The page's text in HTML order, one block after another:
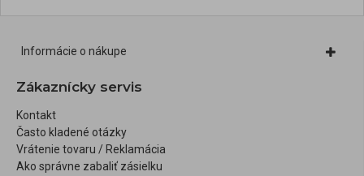
Informácie o nákupe
Zákaznícky servis
Kontakt
Často kladené otázky
Vrátenie tovaru / Reklamácia
Ako správne zabaliť zásielku